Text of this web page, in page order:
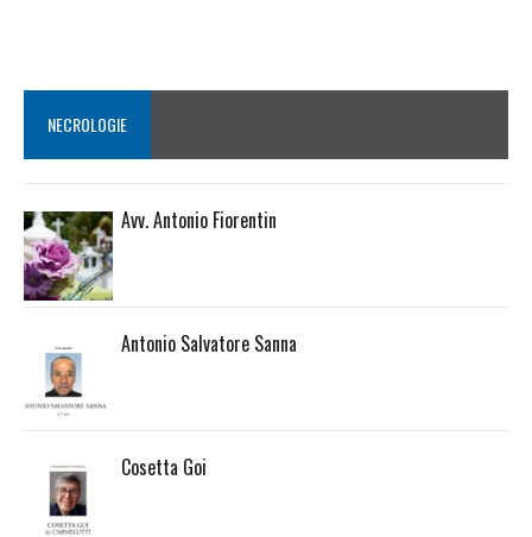
NECROLOGIE
Avv. Antonio Fiorentin
Antonio Salvatore Sanna
Cosetta Goi